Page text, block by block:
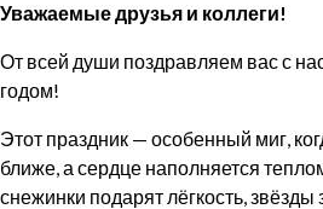
Уважаемые друзья и коллеги!
От всей души поздравляем вас с
годом!
Этот праздник — особенный миг,
ближе, а сердце наполняется
снежинки подарят лёгкость, звёзды